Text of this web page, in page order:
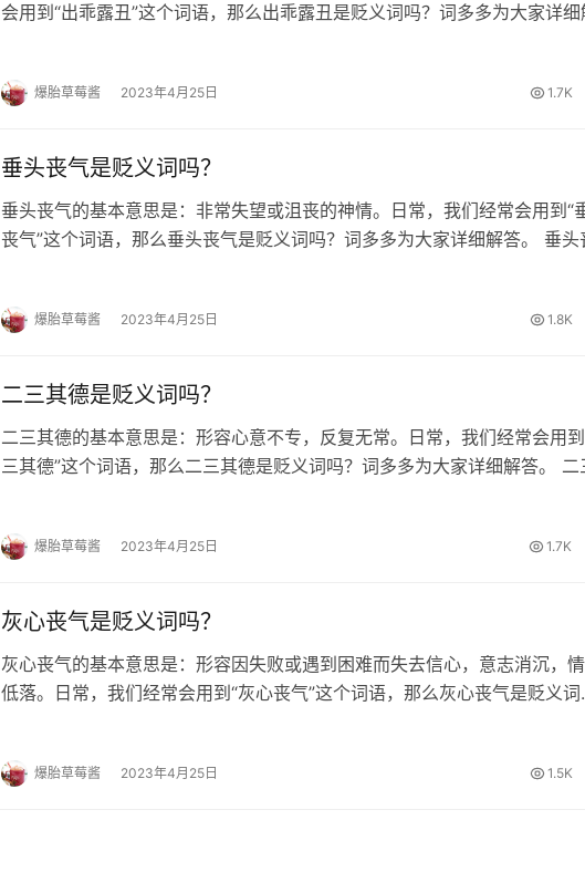
会用到“出乖露丑”这个词语，那么出乖露丑是贬义词吗？词多多为大家详细
爆胎草莓酱 2023年4月25日 1.7K
垂头丧气是贬义词吗？
垂头丧气的基本意思是：非常失望或沮丧的神情。日常，我们经常会用到“
丧气”这个词语，那么垂头丧气是贬义词吗？词多多为大家详细解答。 垂头
爆胎草莓酱 2023年4月25日 1.8K
二三其德是贬义词吗？
二三其德的基本意思是：形容心意不专，反复无常。日常，我们经常会用
三其德”这个词语，那么二三其德是贬义词吗？词多多为大家详细解答。 二
爆胎草莓酱 2023年4月25日 1.7K
灰心丧气是贬义词吗？
灰心丧气的基本意思是：形容因失败或遇到困难而失去信心，意志消沉，
低落。日常，我们经常会用到“灰心丧气”这个词语，那么灰心丧气是贬义词
爆胎草莓酱 2023年4月25日 1.5K